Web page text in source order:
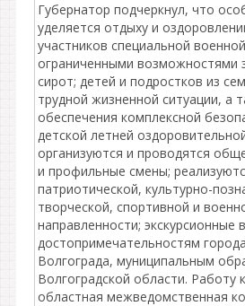
Губернатор подчеркнул, что
уделяется отдыху и
участников специальной
ограниченными возможностями
сирот; детей и подростков из
трудной жизненной ситуации, а
обеспечения комплексной
детской летней
организуются и проводятся
и профильные смены;
патриотической, культурно-
творческой, спортивной и
направленности; экскурсионные
достопримечательностям
Волгограда, муниципальным
Волгоградской области. Работу
областная межведомственная